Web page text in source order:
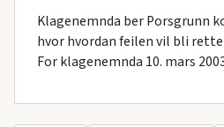
Klagenemnda ber Porsgrunn
hvor hvordan feilen vil bli
For klagenemnda 10. mars